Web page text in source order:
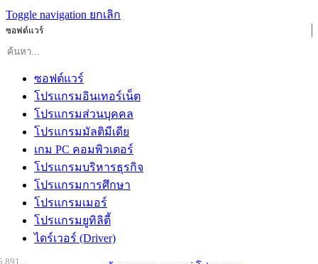
Toggle navigation ยกเลิก
ซอฟต์แวร์
ซอฟต์แวร์
โปรแกรมอินเทอร์เน็ต
โปรแกรมส่วนบุคคล
โปรแกรมมัลติมีเดีย
เกม PC คอมพิวเตอร์
โปรแกรมบริหารธุรกิจ
โปรแกรมการศึกษา
โปรแกรมเมอร์
โปรแกรมยูทิลิตี้
ไดร์เวอร์ (Driver)